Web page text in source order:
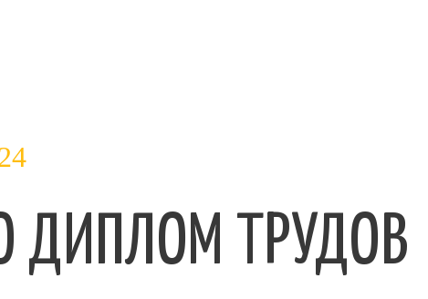
RÉSERVAT
ДИПЛОМ ТРУДОВ